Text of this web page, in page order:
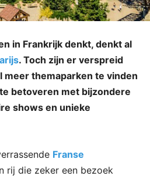
in Frankrijk denkt, denkt al
. Toch zijn er verspreid
meer themaparken te vinden
betoveren met bijzondere
shows en unieke
Franse
rij die zeker een bezoek